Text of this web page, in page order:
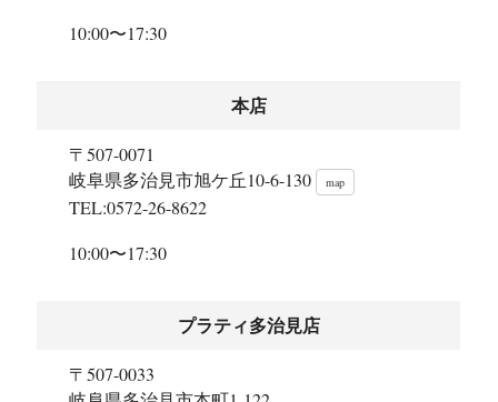
10:00〜17:30
本店
〒507-0071
岐阜県多治見市旭ケ丘10-6-130
map
TEL:0572-26-8622
10:00〜17:30
プラティ多治見店
〒507-0033